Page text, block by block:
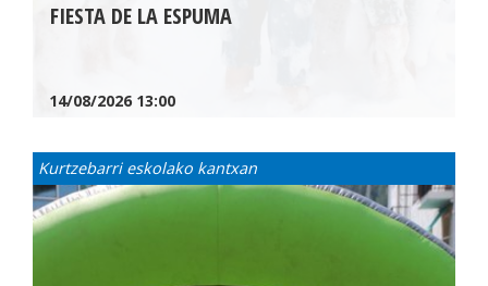
FIESTA DE LA ESPUMA
14/08/2026 13:00
Kurtzebarri eskolako kantxan